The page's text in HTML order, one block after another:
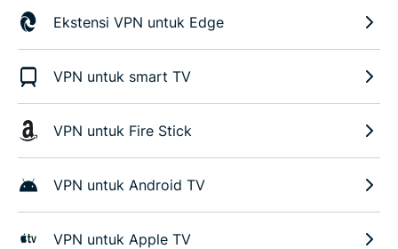
Ekstensi VPN untuk Edge
VPN untuk smart TV
VPN untuk Fire Stick
VPN untuk Android TV
VPN untuk Apple TV